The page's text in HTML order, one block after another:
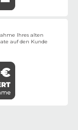
Ihres alten
auf den Kunde